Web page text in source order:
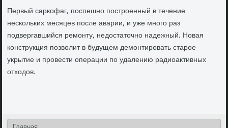
Первый саркофаг, поспешно построенный в течение
нескольких месяцев после аварии, и уже много раз
подвергавшийся ремонту, недостаточно надежный. Новая
конструкция позволит в будущем демонтировать старое
укрытие и провести операции по удалению радиоактивных
отходов.